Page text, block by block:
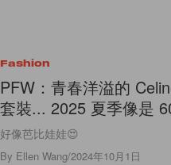
Fashion
PFW：青春洋溢的
套裝... 2025 夏季像是
好像芭比娃娃😍
By Ellen Wang/2024年10月1日